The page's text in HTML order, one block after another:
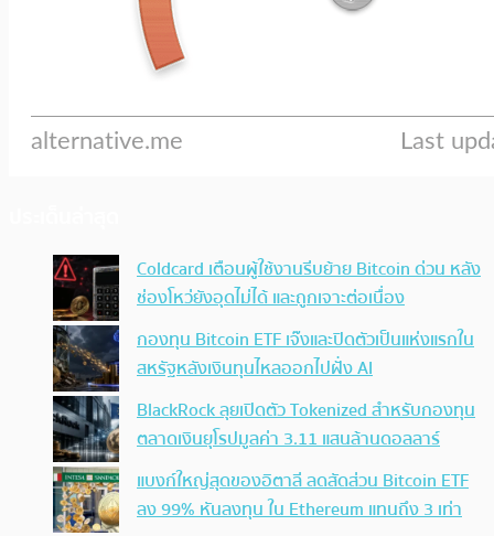
Coldcard เตือนผู้ใช้งานรีบย้าย Bitcoin ด่วน หลัง
ช่องโหว่ยังอุดไม่ได้ และถูกเจาะต่อเนื่อง
กองทุน Bitcoin ETF เจ๊งและปิดตัวเป็นแห่งแรกใน
สหรัฐหลังเงินทุนไหลออกไปฝั่ง AI
BlackRock ลุยเปิดตัว Tokenized สำหรับกองทุน
ตลาดเงินยุโรปมูลค่า 3.11 แสนล้านดอลลาร์
แบงก์ใหญ่สุดของอิตาลี ลดสัดส่วน Bitcoin ETF
ลง 99% หันลงทุน ใน Ethereum แทนถึง 3 เท่า